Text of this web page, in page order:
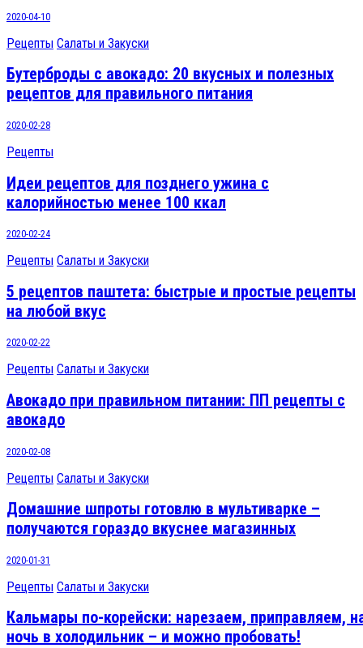
2020-04-10
Рецепты Салаты и Закуски
Бутерброды с авокадо: 20 вкусных и полезных
рецептов для правильного питания
2020-02-28
Рецепты
Идеи рецептов для позднего ужина с
калорийностью менее 100 ккал
2020-02-24
Рецепты Салаты и Закуски
5 рецептов паштета: быстрые и простые рецепты
на любой вкус
2020-02-22
Рецепты Салаты и Закуски
Авокадо при правильном питании: ПП рецепты с
авокадо
2020-02-08
Рецепты Салаты и Закуски
Домашние шпроты готовлю в мультиварке –
получаются гораздо вкуснее магазинных
2020-01-31
Рецепты Салаты и Закуски
Кальмары по-корейски: нарезаем, приправляем,
ночь в холодильник – и можно пробовать!